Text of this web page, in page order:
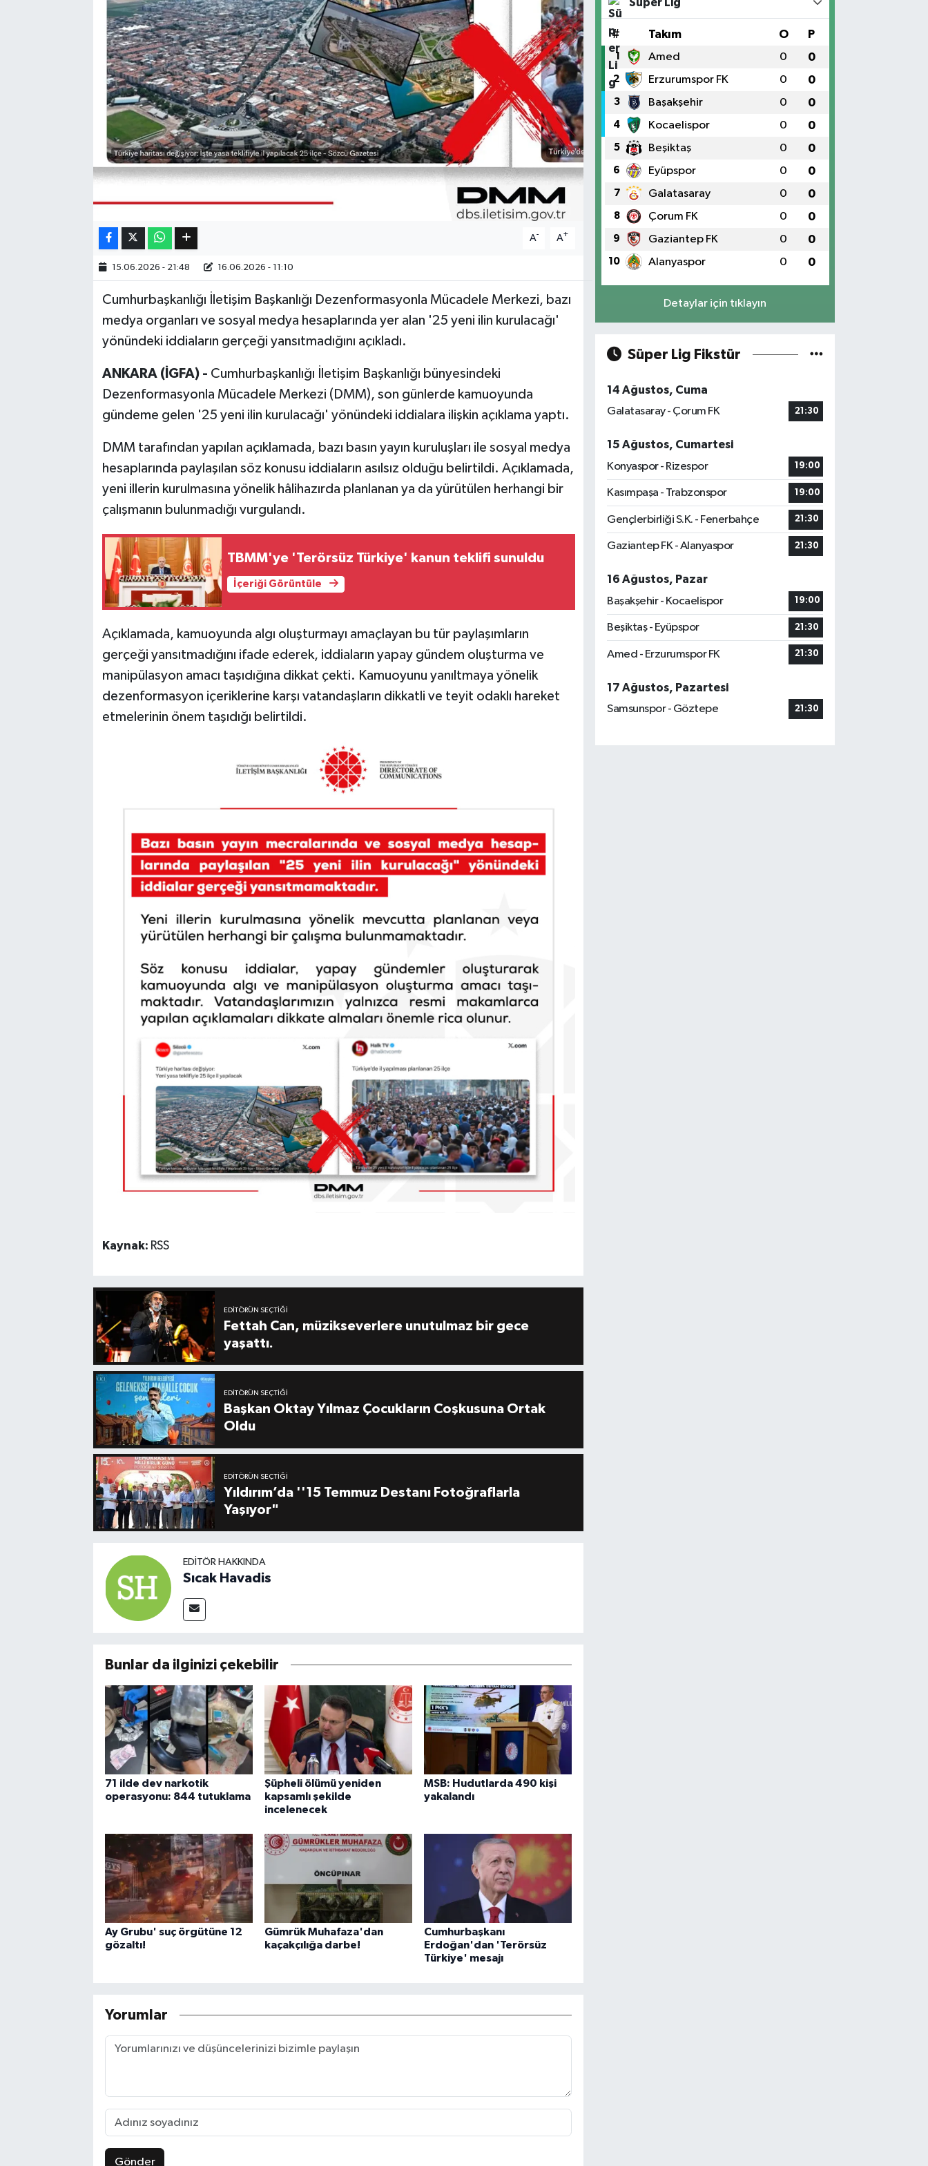
A- A+
15.06.2026 - 21:48 16.06.2026 - 11:10
Cumhurbaşkanlığı İletişim Başkanlığı Dezenformasyonla Mücadele Merkezi, bazı
medya organları ve sosyal medya hesaplarında yer alan '25 yeni ilin kurulacağı'
yönündeki iddiaların gerçeği yansıtmadığını açıkladı.
ANKARA (İGFA) - Cumhurbaşkanlığı İletişim Başkanlığı bünyesindeki
Dezenformasyonla Mücadele Merkezi (DMM), son günlerde kamuoyunda
gündeme gelen '25 yeni ilin kurulacağı' yönündeki iddialara ilişkin açıklama yaptı.
DMM tarafından yapılan açıklamada, bazı basın yayın kuruluşları ile sosyal medya
hesaplarında paylaşılan söz konusu iddiaların asılsız olduğu belirtildi. Açıklamada,
yeni illerin kurulmasına yönelik hâlihazırda planlanan ya da yürütülen herhangi bir
çalışmanın bulunmadığı vurgulandı.
TBMM'ye 'Terörsüz Türkiye' kanun teklifi sunuldu
İçeriği Görüntüle
Açıklamada, kamuoyunda algı oluşturmayı amaçlayan bu tür paylaşımların
gerçeği yansıtmadığını ifade ederek, iddiaların yapay gündem oluşturma ve
manipülasyon amacı taşıdığına dikkat çekti. Kamuoyunu yanıltmaya yönelik
dezenformasyon içeriklerine karşı vatandaşların dikkatli ve teyit odaklı hareket
etmelerinin önem taşıdığı belirtildi.
Kaynak: RSS
EDITÖRÜN SEÇTIĞI
Fettah Can, müzikseverlere unutulmaz bir gece
yaşattı.
EDITÖRÜN SEÇTIĞI
Başkan Oktay Yılmaz Çocukların Coşkusuna Ortak
Oldu
EDITÖRÜN SEÇTIĞI
Yıldırım’da ''15 Temmuz Destanı Fotoğraflarla
Yaşıyor"
EDITÖR HAKKINDA
Sıcak Havadis
Bunlar da ilginizi çekebilir
71 ilde dev narkotik
operasyonu: 844 tutuklama
Şüpheli ölümü yeniden
kapsamlı şekilde
incelenecek
MSB: Hudutlarda 490 kişi
yakalandı
Ay Grubu' suç örgütüne 12
gözaltı!
Gümrük Muhafaza'dan
kaçakçılığa darbe!
Cumhurbaşkanı
Erdoğan'dan 'Terörsüz
Türkiye' mesajı
Yorumlar
Gönder
# Takım O P
1 Amed 0 0
2 Erzurumspor FK 0 0
3 Başakşehir 0 0
4 Kocaelispor 0 0
5 Beşiktaş 0 0
6 Eyüpspor 0 0
7 Galatasaray 0 0
8 Çorum FK 0 0
9 Gaziantep FK 0 0
10 Alanyaspor 0 0
Detaylar için tıklayın
Süper Lig Fikstür
14 Ağustos, Cuma
Galatasaray - Çorum FK
21:30
15 Ağustos, Cumartesi
Konyaspor - Rizespor
19:00
Kasımpaşa - Trabzonspor 19:00
Gençlerbirliği S.K. - Fenerbahçe 21:30
Gaziantep FK - Alanyaspor 21:30
16 Ağustos, Pazar
Başakşehir - Kocaelispor
19:00
Beşiktaş - Eyüpspor 21:30
Amed - Erzurumspor FK 21:30
17 Ağustos, Pazartesi
Samsunspor - Göztepe
21:30
Kültür & Sanat
Bilim, Teknoloji